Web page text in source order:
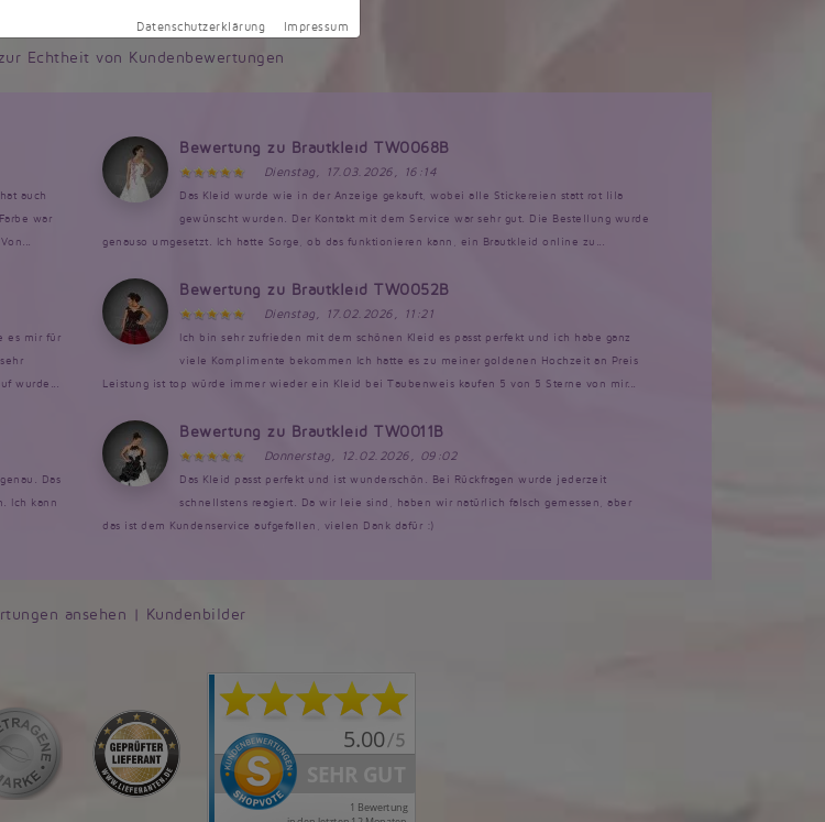
Echtheit von Kundenbewertungen
auch
war
Bewertung zu Brautkleid TW0068B
Dienstag, 17.03.2026, 16:14
Das Kleid wurde wie in der Anzeige gekauft, wobei alle Stickereien statt rot lila
gewünscht wurden. Der Kontakt mit dem Service war sehr gut. Die Bestellung wurde
genauso umgesetzt. Ich hatte Sorge, ob das funktionieren kann, ein Brautkleid online zu...
es mir für
wurde...
Bewertung zu Brautkleid TW0052B
Dienstag, 17.02.2026, 11:21
Ich bin sehr zufrieden mit dem schönen Kleid es passt perfekt und ich habe ganz
viele Komplimente bekommen Ich hatte es zu meiner goldenen Hochzeit an Preis
Leistung ist top würde immer wieder ein Kleid bei Taubenweis kaufen 5 von 5 Sterne von mir...
Das
Ich kann
Bewertung zu Brautkleid TW0011B
Donnerstag, 12.02.2026, 09:02
Das Kleid passt perfekt und ist wunderschön. Bei Rückfragen wurde jederzeit
schnellstens reagiert. Da wir leie sind, haben wir natürlich falsch gemessen, aber
das ist dem Kundenservice aufgefallen, vielen Dank dafür :)
ansehen | Kundenbilder
Datenschutzerklärung Impressum